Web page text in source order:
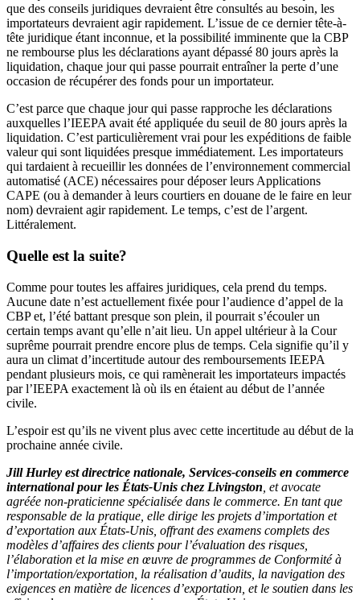
que des conseils juridiques devraient être consultés au besoin, les
importateurs devraient agir rapidement. L’issue de ce dernier tête-à-
tête juridique étant inconnue, et la possibilité imminente que la CBP
ne rembourse plus les déclarations ayant dépassé 80 jours après la
liquidation, chaque jour qui passe pourrait entraîner la perte d’une
occasion de récupérer des fonds pour un importateur.
C’est parce que chaque jour qui passe rapproche les déclarations
auxquelles l’IEEPA avait été appliquée du seuil de 80 jours après la
liquidation. C’est particulièrement vrai pour les expéditions de faible
valeur qui sont liquidées presque immédiatement. Les importateurs
qui tardaient à recueillir les données de l’environnement commercial
automatisé (ACE) nécessaires pour déposer leurs Applications
CAPE (ou à demander à leurs courtiers en douane de le faire en leur
nom) devraient agir rapidement. Le temps, c’est de l’argent.
Littéralement.
Quelle est la suite?
Comme pour toutes les affaires juridiques, cela prend du temps.
Aucune date n’est actuellement fixée pour l’audience d’appel de la
CBP et, l’été battant presque son plein, il pourrait s’écouler un
certain temps avant qu’elle n’ait lieu. Un appel ultérieur à la Cour
suprême pourrait prendre encore plus de temps. Cela signifie qu’il y
aura un climat d’incertitude autour des remboursements IEEPA
pendant plusieurs mois, ce qui ramènerait les importateurs impactés
par l’IEEPA exactement là où ils en étaient au début de l’année
civile.
L’espoir est qu’ils ne vivent plus avec cette incertitude au début de la
prochaine année civile.
Jill Hurley est directrice nationale, Services-conseils en commerce
international pour les États-Unis chez Livingston , et avocate
agréée non-praticienne spécialisée dans le commerce. En tant que
responsable de la pratique, elle dirige les projets d’importation et
d’exportation aux États-Unis, offrant des examens complets des
modèles d’affaires des clients pour l’évaluation des risques,
l’élaboration et la mise en œuvre de programmes de Conformité à
l’importation/exportation, la réalisation d’audits, la navigation des
exigences en matière de licences d’exportation, et le soutien dans les